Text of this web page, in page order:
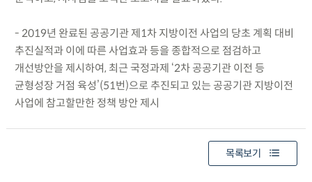
- 2019년 완료된 공공기관 제1차 지방이전 사업의 당초 계획 대비
추진실적과 이에 따른 사업효과 등을 종합적으로 점검하고
개선방안을 제시하여, 최근 국정과제 ‘2차 공공기관 이전 등
균형성장 거점 육성’(51번)으로 추진되고 있는 공공기관 지방이전
사업에 참고할만한 정책 방안 제시
목록보기